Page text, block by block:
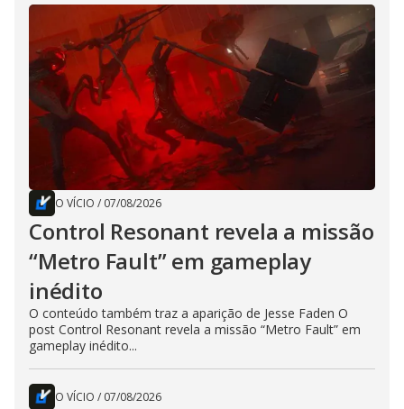
O VÍCIO / 07/08/2026
Control Resonant revela a missão
“Metro Fault” em gameplay
inédito
O conteúdo também traz a aparição de Jesse Faden O
post Control Resonant revela a missão “Metro Fault” em
gameplay inédito...
O VÍCIO / 07/08/2026